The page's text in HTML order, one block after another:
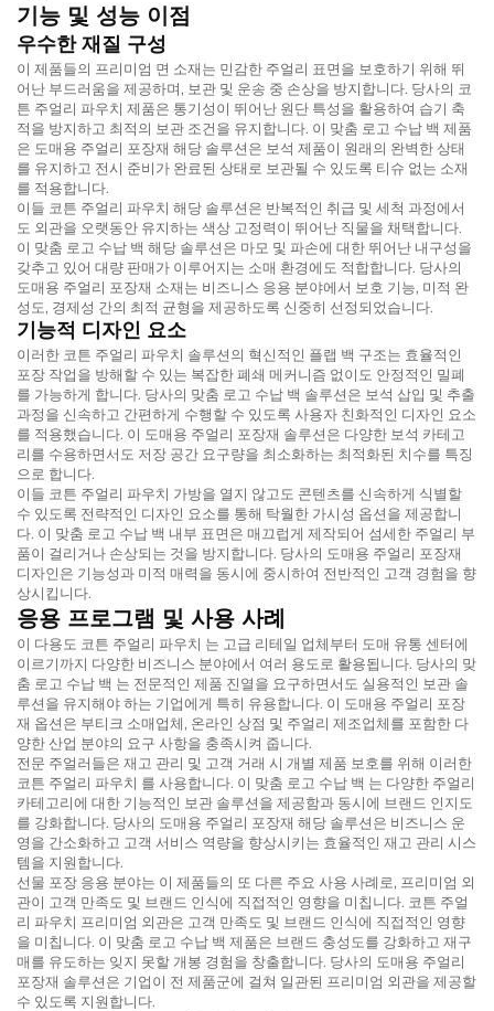
기능 및 성능 이점
우수한 재질 구성
이 제품들의 프리미엄 면 소재는 민감한 주얼리 표면을 보호하기 위해 뛰
어난 부드러움을 제공하며, 보관 및 운송 중 손상을 방지합니다. 당사의 코
튼 주얼리 파우치 제품은 통기성이 뛰어난 원단 특성을 활용하여 습기 축
적을 방지하고 최적의 보관 조건을 유지합니다. 이 맞춤 로고 수납 백 제품
은 도매용 주얼리 포장재 해당 솔루션은 보석 제품이 원래의 완벽한 상태
를 유지하고 전시 준비가 완료된 상태로 보관될 수 있도록 티슈 없는 소재
를 적용합니다.
이들 코튼 주얼리 파우치 해당 솔루션은 반복적인 취급 및 세척 과정에서
도 외관을 오랫동안 유지하는 색상 고정력이 뛰어난 직물을 채택합니다.
이 맞춤 로고 수납 백 해당 솔루션은 마모 및 파손에 대한 뛰어난 내구성을
갖추고 있어 대량 판매가 이루어지는 소매 환경에도 적합합니다. 당사의
도매용 주얼리 포장재 소재는 비즈니스 응용 분야에서 보호 기능, 미적 완
성도, 경제성 간의 최적 균형을 제공하도록 신중히 선정되었습니다.
기능적 디자인 요소
이러한 코튼 주얼리 파우치 솔루션의 혁신적인 플랩 백 구조는 효율적인
포장 작업을 방해할 수 있는 복잡한 폐쇄 메커니즘 없이도 안정적인 밀폐
를 가능하게 합니다. 당사의 맞춤 로고 수납 백 솔루션은 보석 삽입 및 추출
과정을 신속하고 간편하게 수행할 수 있도록 사용자 친화적인 디자인 요소
를 적용했습니다. 이 도매용 주얼리 포장재 솔루션은 다양한 보석 카테고
리를 수용하면서도 저장 공간 요구량을 최소화하는 최적화된 치수를 특징
으로 합니다.
이들 코튼 주얼리 파우치 가방을 열지 않고도 콘텐츠를 신속하게 식별할
수 있도록 전략적인 디자인 요소를 통해 탁월한 가시성 옵션을 제공합니
다. 이 맞춤 로고 수납 백 내부 표면은 매끄럽게 제작되어 섬세한 주얼리 부
품이 걸리거나 손상되는 것을 방지합니다. 당사의 도매용 주얼리 포장재
디자인은 기능성과 미적 매력을 동시에 중시하여 전반적인 고객 경험을 향
상시킵니다.
응용 프로그램 및 사용 사례
이 다용도 코튼 주얼리 파우치 는 고급 리테일 업체부터 도매 유통 센터에
이르기까지 다양한 비즈니스 분야에서 여러 용도로 활용됩니다. 당사의 맞
춤 로고 수납 백 는 전문적인 제품 진열을 요구하면서도 실용적인 보관 솔
루션을 유지해야 하는 기업에게 특히 유용합니다. 이 도매용 주얼리 포장
재 옵션은 부티크 소매업체, 온라인 상점 및 주얼리 제조업체를 포함한 다
양한 산업 분야의 요구 사항을 충족시켜 줍니다.
전문 주얼러들은 재고 관리 및 고객 거래 시 개별 제품 보호를 위해 이러한
코튼 주얼리 파우치 를 사용합니다. 이 맞춤 로고 수납 백 는 다양한 주얼리
카테고리에 대한 기능적인 보관 솔루션을 제공함과 동시에 브랜드 인지도
를 강화합니다. 당사의 도매용 주얼리 포장재 해당 솔루션은 비즈니스 운
영을 간소화하고 고객 서비스 역량을 향상시키는 효율적인 재고 관리 시스
템을 지원합니다.
선물 포장 응용 분야는 이 제품들의 또 다른 주요 사용 사례로, 프리미엄 외
관이 고객 만족도 및 브랜드 인식에 직접적인 영향을 미칩니다. 코튼 주얼
리 파우치 프리미엄 외관은 고객 만족도 및 브랜드 인식에 직접적인 영향
을 미칩니다. 이 맞춤 로고 수납 백 제품은 브랜드 충성도를 강화하고 재구
매를 유도하는 잊지 못할 개봉 경험을 창출합니다. 당사의 도매용 주얼리
포장재 솔루션은 기업이 전 제품군에 걸쳐 일관된 프리미엄 외관을 제공할
수 있도록 지원합니다.